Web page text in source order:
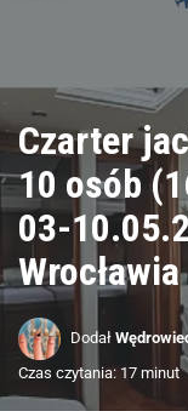
Czarter
10 osób
03-
Wrocławia
Dodał
Czas czytania: 17 minut